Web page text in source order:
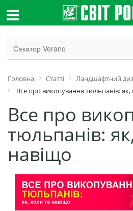
Головна Статті Ландшафтний
Все про викопування тюльпанів: як,
Все про
тюльпанів:
навіщо